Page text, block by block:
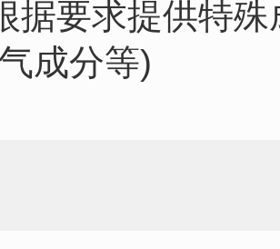
据要求提供特
成分等)